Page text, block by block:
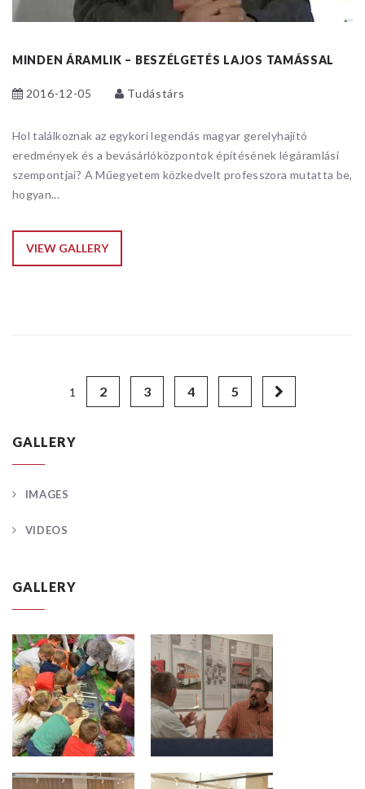
MINDEN ÁRAMLIK – BESZÉLGETÉS LAJOS TAMÁSSAL
2016-12-05 Tudástárs
Hol találkoznak az egykori legendás magyar gerelyhajító
eredmények és a bevásárlóközpontok építésének légáramlási
szempontjai? A Műegyetem közkedvelt professzora mutatta be,
hogyan...
VIEW GALLERY
1 2 3 4 5
GALLERY
IMAGES
VIDEOS
GALLERY